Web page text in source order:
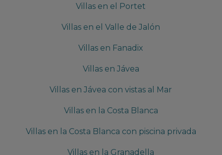
Villas en el Portet
Villas en el Valle de Jalón
Villas en Fanadix
Villas en Jávea
Villas en Jávea con vistas al Mar
Villas en la Costa Blanca
Villas en la Costa Blanca con piscina privada
Villas en la Granadella